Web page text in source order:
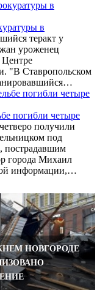
в
теракт у
уроженец
"В Ставропольском
погибли четыре
получили
под
пострадавшим
города Михаил
информации,…
НОВГОРОДЕ